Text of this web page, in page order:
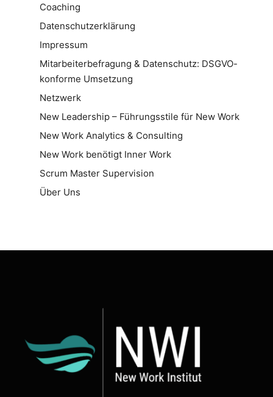
Coaching
Datenschutzerklärung
Impressum
Mitarbeiterbefragung & Datenschutz: DSGVO-
konforme Umsetzung
Netzwerk
New Leadership – Führungsstile für New Work
New Work Analytics & Consulting
New Work benötigt Inner Work
Scrum Master Supervision
Über Uns